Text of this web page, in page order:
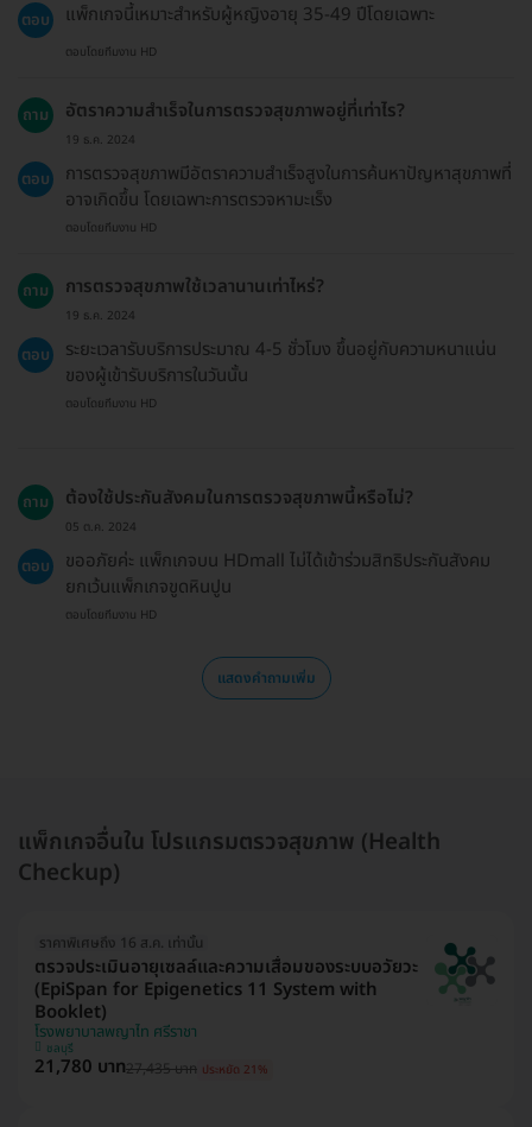
ตอบ แพ็กเกจนี้เหมาะสำหรับผู้หญิงอายุ 35-49 ปีโดยเฉพาะ
ตอบโดยทีมงาน HD
ถาม อัตราความสำเร็จในการตรวจสุขภาพอยู่ที่เท่าไร?
19 ธ.ค. 2024
ตอบ
การตรวจสุขภาพมีอัตราความสำเร็จสูงในการค้นหาปัญหาสุขภาพที่
อาจเกิดขึ้น โดยเฉพาะการตรวจหามะเร็ง
ตอบโดยทีมงาน HD
ถาม การตรวจสุขภาพใช้เวลานานเท่าไหร่?
19 ธ.ค. 2024
ตอบ
ระยะเวลารับบริการประมาณ 4-5 ชั่วโมง ขึ้นอยู่กับความหนาแน่น
ของผู้เข้ารับบริการในวันนั้น
ตอบโดยทีมงาน HD
ถาม ต้องใช้ประกันสังคมในการตรวจสุขภาพนี้หรือไม่?
05 ต.ค. 2024
ตอบ
ขออภัยค่ะ แพ็กเกจบน HDmall ไม่ได้เข้าร่วมสิทธิประกันสังคม
ยกเว้นแพ็กเกจขูดหินปูน
ตอบโดยทีมงาน HD
แสดงคำถามเพิ่ม
แพ็กเกจอื่นใน โปรแกรมตรวจสุขภาพ (Health
Checkup)
ราคาพิเศษถึง 16 ส.ค. เท่านั้น
ตรวจประเมินอายุเซลล์และความเสื่อมของระบบอวัยวะ
(EpiSpan for Epigenetics 11 System with
Booklet)
โรงพยาบาลพญาไท ศรีราชา
ชลบุรี
21,780 บาท27,435 บาท ประหยัด 21%